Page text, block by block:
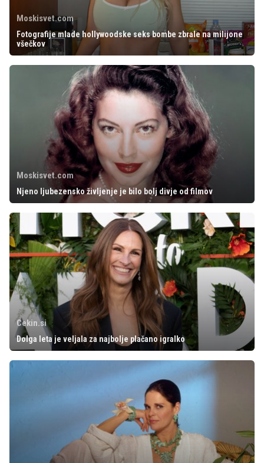
Moskisvet.com
Fotografije mlade hollywoodske seks bombe zbrale na milijone
všečkov
Moskisvet.com
Njeno ljubezensko življenje je bilo bolj divje od filmov
Cekin.si
Dolga leta je veljala za najbolje plačano igralko